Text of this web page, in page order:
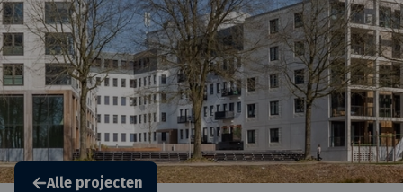
Alle projecten